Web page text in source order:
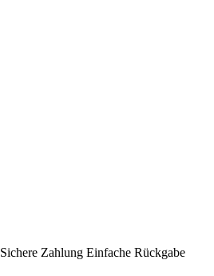
Sichere Zahlung Einfache Rückgabe